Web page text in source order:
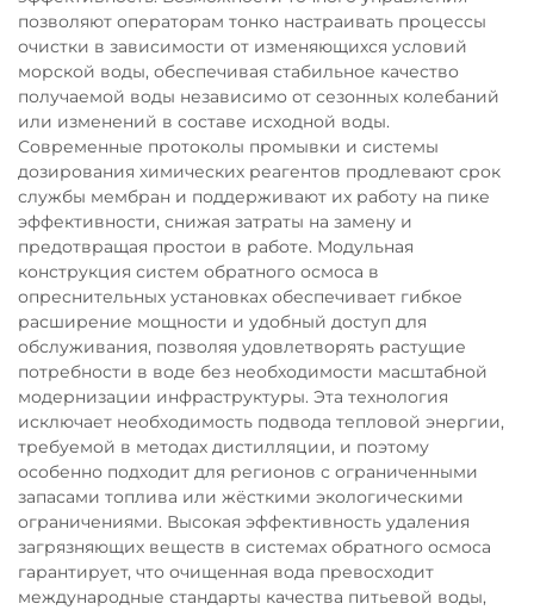
позволяют операторам тонко настраивать процессы
очистки в зависимости от изменяющихся условий
морской воды, обеспечивая стабильное качество
получаемой воды независимо от сезонных колебаний
или изменений в составе исходной воды.
Современные протоколы промывки и системы
дозирования химических реагентов продлевают срок
службы мембран и поддерживают их работу на пике
эффективности, снижая затраты на замену и
предотвращая простои в работе. Модульная
конструкция систем обратного осмоса в
опреснительных установках обеспечивает гибкое
расширение мощности и удобный доступ для
обслуживания, позволяя удовлетворять растущие
потребности в воде без необходимости масштабной
модернизации инфраструктуры. Эта технология
исключает необходимость подвода тепловой энергии,
требуемой в методах дистилляции, и поэтому
особенно подходит для регионов с ограниченными
запасами топлива или жёсткими экологическими
ограничениями. Высокая эффективность удаления
загрязняющих веществ в системах обратного осмоса
гарантирует, что очищенная вода превосходит
международные стандарты качества питьевой воды,